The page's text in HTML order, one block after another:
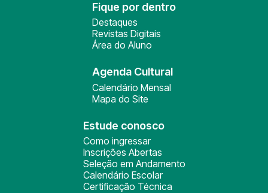
Fique por dentro
Destaques
Revistas Digitais
Área do Aluno
Agenda Cultural
Calendário Mensal
Mapa do Site
Estude conosco
Como ingressar
Inscrições Abertas
Seleção em Andamento
Calendário Escolar
Certificação Técnica